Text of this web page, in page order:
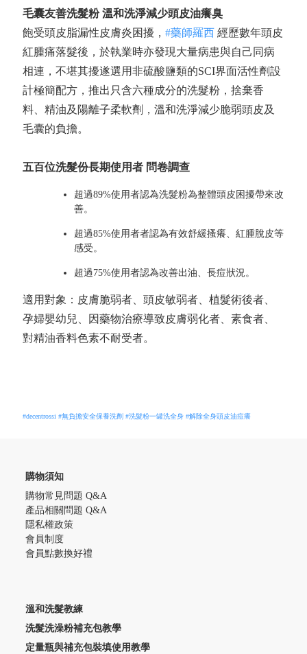
毛囊友善洗髮粉 溫和洗淨減少頭皮油癢臭
飽受頭皮脂漏性皮膚炎困擾， #藥師羅西經歷數年頭皮
紅腫痛落髮後，於執業時亦發現大量病患與自己同病
相連，不堪其擾遂選用非硫酸鹽類的SCI界面活性劑設
計極簡配方，推出只含六種成分的洗髮粉，捨棄香
料、精油及陽離子柔軟劑，溫和洗淨減少脆弱頭皮及
毛囊的負擔。
五百位洗髮份長期使用者 問卷調查
超過89%使用者認為洗髮粉為整體頭皮困擾帶來改
善。
超過85%使用者者認為有效舒緩搔癢、紅腫脫皮等
感受。
超過75%使用者認為改善出油、長痘狀況。
適用對象：皮膚脆弱者、頭皮敏弱者、植髮術後者、
孕婦嬰幼兒、因藥物治療導致皮膚弱化者、素食者、
對精油香料色素不耐受者。
#decentrossi #無負擔安全保養洗劑 #洗髮粉一罐洗全身 #解除全身頭皮油痘癢
購物須知
購物常見問題 Q&A
產品相關問題 Q&A
隱私權政策
會員制度
會員點數換好禮
溫和洗髮教練
洗髮洗澡粉補充包教學
定量瓶與補充包裝填使用教學